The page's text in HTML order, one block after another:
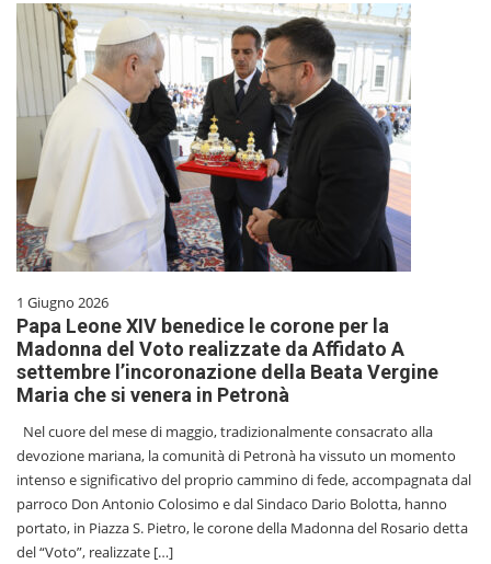
1 Giugno 2026
Papa Leone XIV benedice le corone per la
Madonna del Voto realizzate da Affidato A
settembre l’incoronazione della Beata Vergine
Maria che si venera in Petronà
Nel cuore del mese di maggio, tradizionalmente consacrato alla
devozione mariana, la comunità di Petronà ha vissuto un momento
intenso e significativo del proprio cammino di fede, accompagnata dal
parroco Don Antonio Colosimo e dal Sindaco Dario Bolotta, hanno
portato, in Piazza S. Pietro, le corone della Madonna del Rosario detta
del “Voto”, realizzate […]